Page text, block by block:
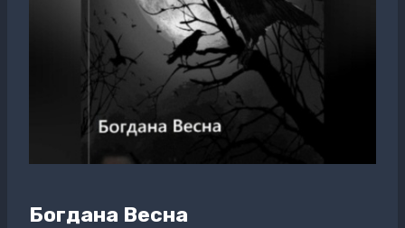
Богдана Весна